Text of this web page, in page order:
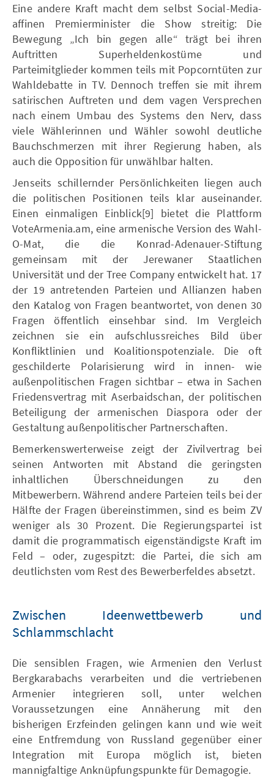
Eine andere Kraft macht dem selbst Social-Media-
affinen Premierminister die Show streitig: Die
Bewegung „Ich bin gegen alle“ trägt bei ihren
Auftritten Superheldenkostüme und
Parteimitglieder kommen teils mit Popcorntüten zur
Wahldebatte in TV. Dennoch treffen sie mit ihrem
satirischen Auftreten und dem vagen Versprechen
nach einem Umbau des Systems den Nerv, dass
viele Wählerinnen und Wähler sowohl deutliche
Bauchschmerzen mit ihrer Regierung haben, als
auch die Opposition für unwählbar halten.
Jenseits schillernder Persönlichkeiten liegen auch
die politischen Positionen teils klar auseinander.
Einen einmaligen Einblick[9] bietet die Plattform
VoteArmenia.am, eine armenische Version des Wahl-
O-Mat, die die Konrad-Adenauer-Stiftung
gemeinsam mit der Jerewaner Staatlichen
Universität und der Tree Company entwickelt hat. 17
der 19 antretenden Parteien und Allianzen haben
den Katalog von Fragen beantwortet, von denen 30
Fragen öffentlich einsehbar sind. Im Vergleich
zeichnen sie ein aufschlussreiches Bild über
Konfliktlinien und Koalitionspotenziale. Die oft
geschilderte Polarisierung wird in innen- wie
außenpolitischen Fragen sichtbar – etwa in Sachen
Friedensvertrag mit Aserbaidschan, der politischen
Beteiligung der armenischen Diaspora oder der
Gestaltung außenpolitischer Partnerschaften.
Bemerkenswerterweise zeigt der Zivilvertrag bei
seinen Antworten mit Abstand die geringsten
inhaltlichen Überschneidungen zu den
Mitbewerbern. Während andere Parteien teils bei der
Hälfte der Fragen übereinstimmen, sind es beim ZV
weniger als 30 Prozent. Die Regierungspartei ist
damit die programmatisch eigenständigste Kraft im
Feld – oder, zugespitzt: die Partei, die sich am
deutlichsten vom Rest des Bewerberfeldes absetzt.
Zwischen Ideenwettbewerb und
Schlammschlacht
Die sensiblen Fragen, wie Armenien den Verlust
Bergkarabachs verarbeiten und die vertriebenen
Armenier integrieren soll, unter welchen
Voraussetzungen eine Annäherung mit den
bisherigen Erzfeinden gelingen kann und wie weit
eine Entfremdung von Russland gegenüber einer
Integration mit Europa möglich ist, bieten
mannigfaltige Anknüpfungspunkte für Demagogie.